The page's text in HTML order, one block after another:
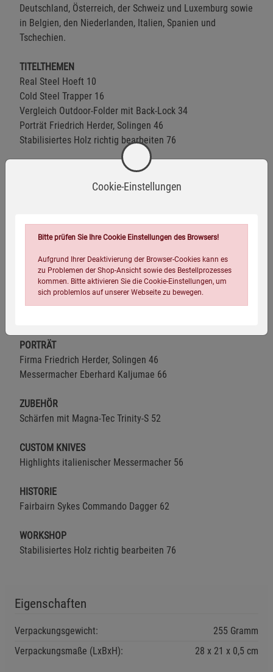
Deutschland, Österreich, der Schweiz und Luxemburg sowie
in Belgien, den Niederlanden, Italien, Spanien und
Tschechien.
TITELTHEMEN
Real Steel Hoeft 10
Cold Steel Trapper 16
Vergleich Outdoor-Folder mit Back-Lock 34
Porträt Friedrich Herder, Solingen 46
Stabilisiertes Holz richtig bearbeiten 76
Das Netz und neue Wege 3
Neuheiten, Verlosung, Leser-Schätzchen 6
MATERIALKUNDE
Stahl-Check: 20CV 33
PORTRÄT
Firma Friedrich Herder, Solingen 46
Messermacher Eberhard Kaljumae 66
ZUBEHÖR
Schärfen mit Magna-Tec Trinity-S 52
CUSTOM KNIVES
Highlights italienischer Messermacher 56
HISTORIE
Fairbairn Sykes Commando Dagger 62
WORKSHOP
Stabilisiertes Holz richtig bearbeiten 76
Eigenschaften
Verpackungsgewicht:
255 Gramm
Verpackungsmaße (LxBxH):
28 21 0,5 cm
Cookie-Einstellungen
Bitte prüfen Sie Ihre Cookie Einstellungen des Browsers!
Aufgrund Ihrer Deaktivierung der Browser-Cookies kann es
zu Problemen der Shop-Ansicht sowie des Bestellprozesses
kommen. Bitte aktivieren Sie die Cookie-Einstellungen, um
sich problemlos auf unserer Webseite zu bewegen.
Einstellungen speichern für die Gruppe
Beschreibung Notwendige Cookies
Cookie-Informationen anzeigen
Funktionale Cookies (1)
Statistik Cookies (2)